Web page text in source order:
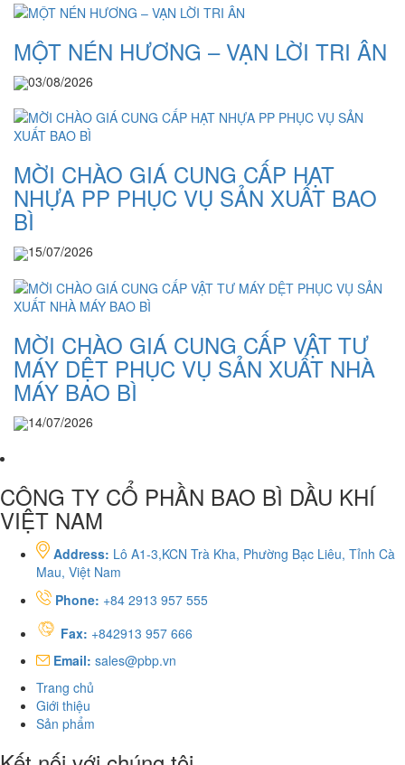
MỘT NÉN HƯƠNG – VẠN LỜI TRI ÂN
03/08/2026
MỜI CHÀO GIÁ CUNG CẤP HẠT
NHỰA PP PHỤC VỤ SẢN XUẤT BAO
BÌ
15/07/2026
MỜI CHÀO GIÁ CUNG CẤP VẬT TƯ
MÁY DỆT PHỤC VỤ SẢN XUẤT NHÀ
MÁY BAO BÌ
14/07/2026
CÔNG TY CỔ PHẦN BAO BÌ DẦU KHÍ
VIỆT NAM
Address: Lô A1-3,KCN Trà Kha, Phường Bạc Liêu, Tỉnh Cà
Mau, Việt Nam
Phone: +84 2913 957 555
Fax: +842913 957 666
Email: sales@pbp.vn
Trang chủ
Giới thiệu
Sản phẩm